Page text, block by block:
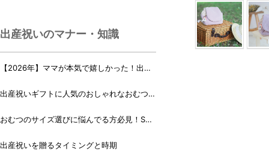
出産祝いのマナー・知識
【2026年】ママが本気で嬉しかった！出産
出産祝いギフトに人気のおしゃれなおむつケ
おむつのサイズ選びに悩んでる方必見！Sサ
出産祝いを贈るタイミングと時期